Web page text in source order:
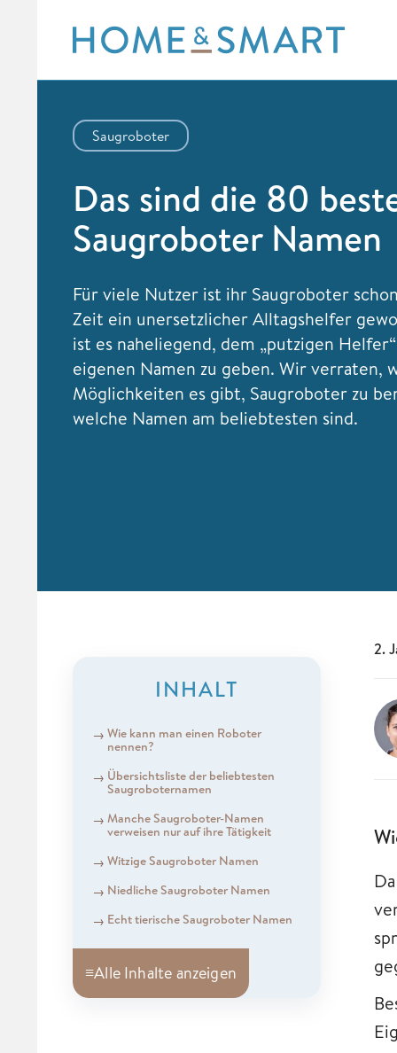
content
Saugroboter
Das sind die 80
Saugroboter Namen
Für viele Nutzer ist ihr Saugroboter
Zeit ein unersetzlicher Alltagshelfer
ist es naheliegend, dem „putzigen
eigenen Namen zu geben. Wir verraten,
Möglichkeiten es gibt, Saugroboter zu
welche Namen am beliebtesten sind.
INHALT
Wie kann man einen Roboter
nennen?
Übersichtsliste der beliebtesten
Saugroboternamen
Manche Saugroboter-Namen
verweisen nur auf ihre Tätigkeit
Witzige Saugroboter Namen
Niedliche Saugroboter Namen
Echt tierische Saugroboter Namen
≡Alle Inhalte anzeigen
2.